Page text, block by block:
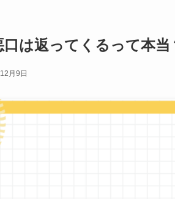
口は返ってくるって本
月9日